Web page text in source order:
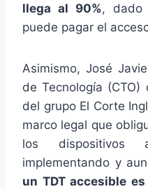
llega al 90%, dado
puede pagar el
Asimismo, José
de Tecnología (CTO)
del grupo El Corte
marco legal que
los dispositivos
implementando y
un TDT accesible